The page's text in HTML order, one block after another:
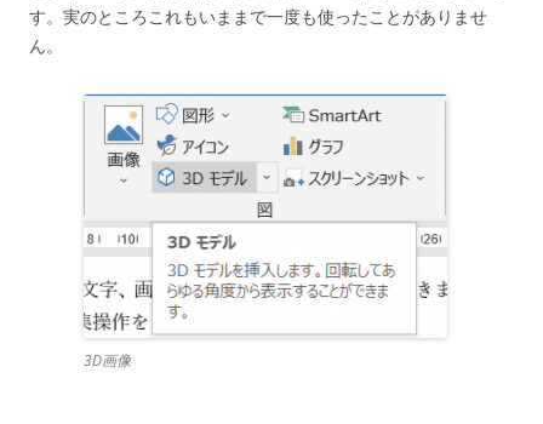
す。実のところこれもいままで一度も使ったことがありませ
ん。
3D画像